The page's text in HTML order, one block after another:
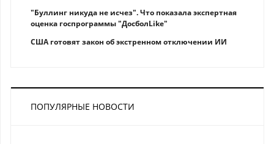
"Буллинг никуда не исчез". Что показала экспертная
оценка госпрограммы "ДосболLike"
США готовят закон об экстренном отключении ИИ
ПОПУЛЯРНЫЕ НОВОСТИ